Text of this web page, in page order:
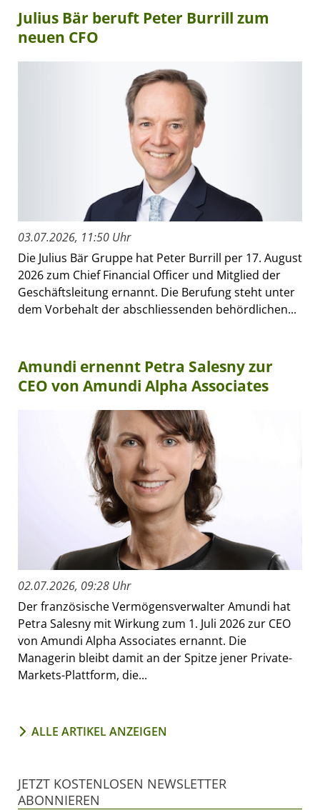
Julius Bär beruft Peter Burrill zum
neuen CFO
03.07.2026, 11:50 Uhr
Die Julius Bär Gruppe hat Peter Burrill per 17. August
2026 zum Chief Financial Officer und Mitglied der
Geschäftsleitung ernannt. Die Berufung steht unter
dem Vorbehalt der abschliessenden behördlichen...
Amundi ernennt Petra Salesny zur
CEO von Amundi Alpha Associates
02.07.2026, 09:28 Uhr
Der französische Vermögensverwalter Amundi hat
Petra Salesny mit Wirkung zum 1. Juli 2026 zur CEO
von Amundi Alpha Associates ernannt. Die
Managerin bleibt damit an der Spitze jener Private-
Markets-Plattform, die...
ALLE ARTIKEL ANZEIGEN
JETZT KOSTENLOSEN NEWSLETTER
ABONNIEREN